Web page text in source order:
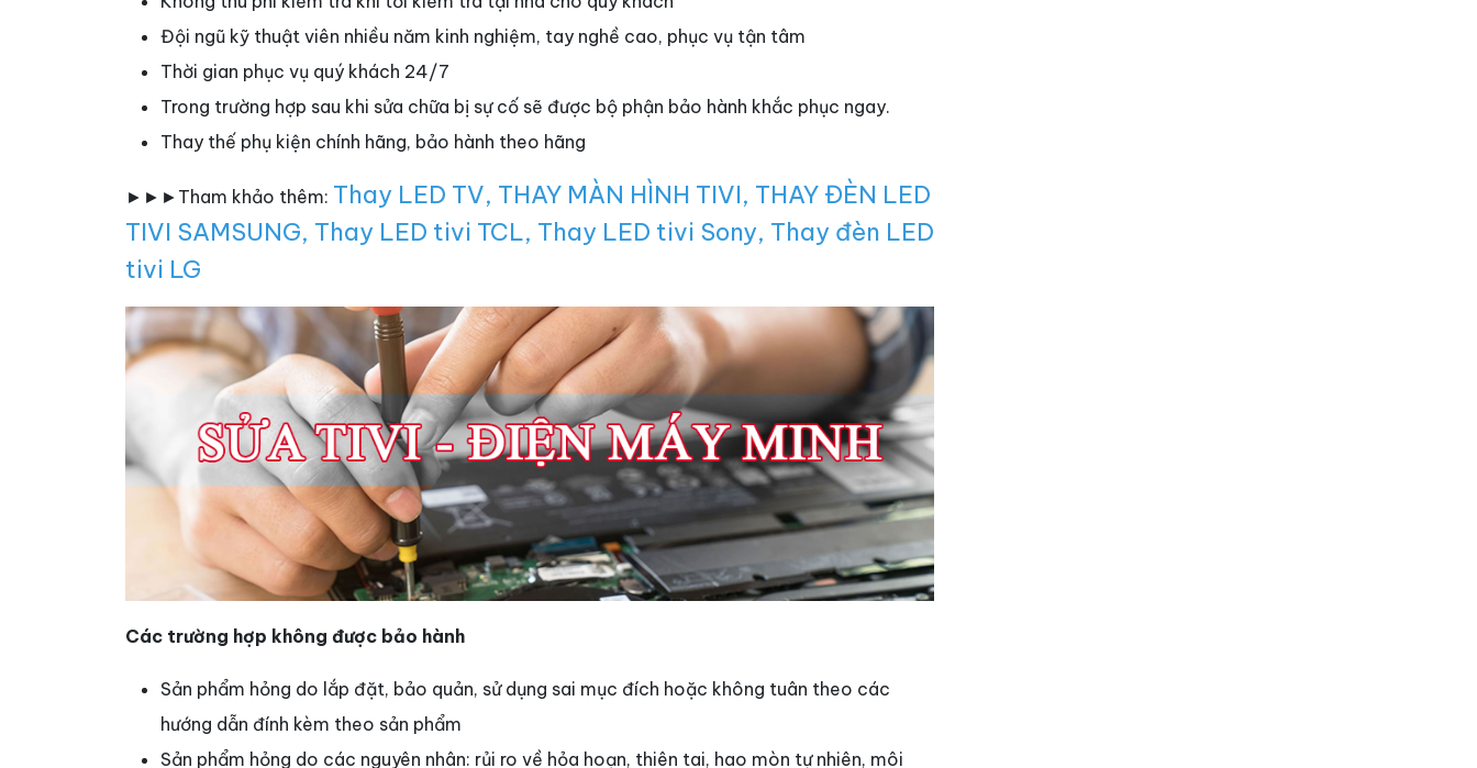
Đội ngũ kỹ thuật viên nhiều năm kinh nghiệm, tay nghề cao, phục vụ tận tâm
Thời gian phục vụ quý khách 24/7
Trong trường hợp sau khi sửa chữa bị sự cố sẽ được bộ phận bảo hành khắc phục ngay.
Thay thế phụ kiện chính hãng, bảo hành theo hãng
►►►Tham khảo thêm: Thay LED TV, THAY MÀN HÌNH TIVI, THAY ĐÈN LED
TIVI SAMSUNG, Thay LED tivi TCL, Thay LED tivi Sony, Thay đèn LED
tivi LG
Các trường hợp không được bảo hành
Sản phẩm hỏng do lắp đặt, bảo quản, sử dụng sai mục đích hoặc không tuân theo các
hướng dẫn đính kèm theo sản phẩm
Sản phẩm hỏng do các nguyên nhân: rủi ro về hỏa hoạn, thiên tai, hao mòn tự nhiên, môi